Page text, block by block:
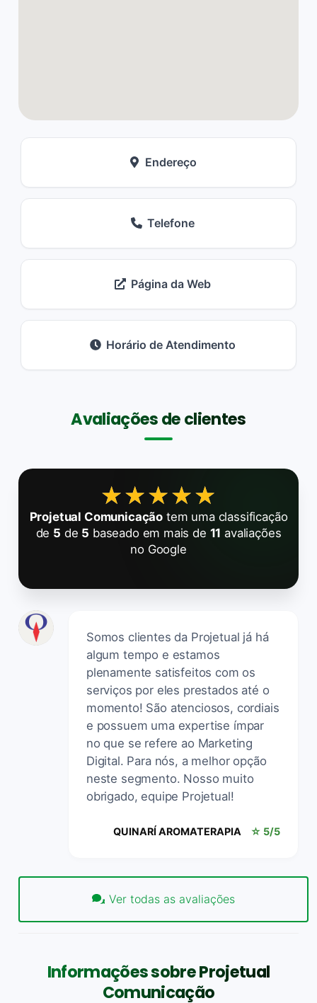
Endereço
Telefone
Página da Web
Horário de Atendimento
Avaliações de clientes
★★★★★
★★★★★
Projetual Comunicação tem uma classificação
de 5 de 5 baseado em mais de 11 avaliações
no Google
Somos clientes da Projetual já há
algum tempo e estamos
plenamente satisfeitos com os
serviços por eles prestados até o
momento! São atenciosos, cordiais
e possuem uma expertise ímpar
no que se refere ao Marketing
Digital. Para nós, a melhor opção
neste segmento. Nosso muito
obrigado, equipe Projetual!
QUINARÍ AROMATERAPIA ☆ 5/5
Ver todas as avaliações
Informações sobre Projetual
Comunicação